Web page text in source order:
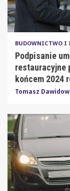
BUDOWNICTWO I
Podpisanie
restauracyjne
końcem 2024
Tomasz